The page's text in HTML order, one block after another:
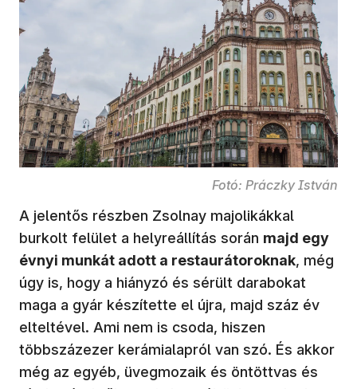
Fotó: Práczky István
A jelentős részben Zsolnay majolikákkal
burkolt felület a helyreállítás során majd egy
évnyi munkát adott a restaurátoroknak, még
úgy is, hogy a hiányzó és sérült darabokat
maga a gyár készítette el újra, majd száz év
elteltével. Ami nem is csoda, hiszen
többszázezer kerámialapról van szó. És akkor
még az egyéb, üvegmozaik és öntöttvas és